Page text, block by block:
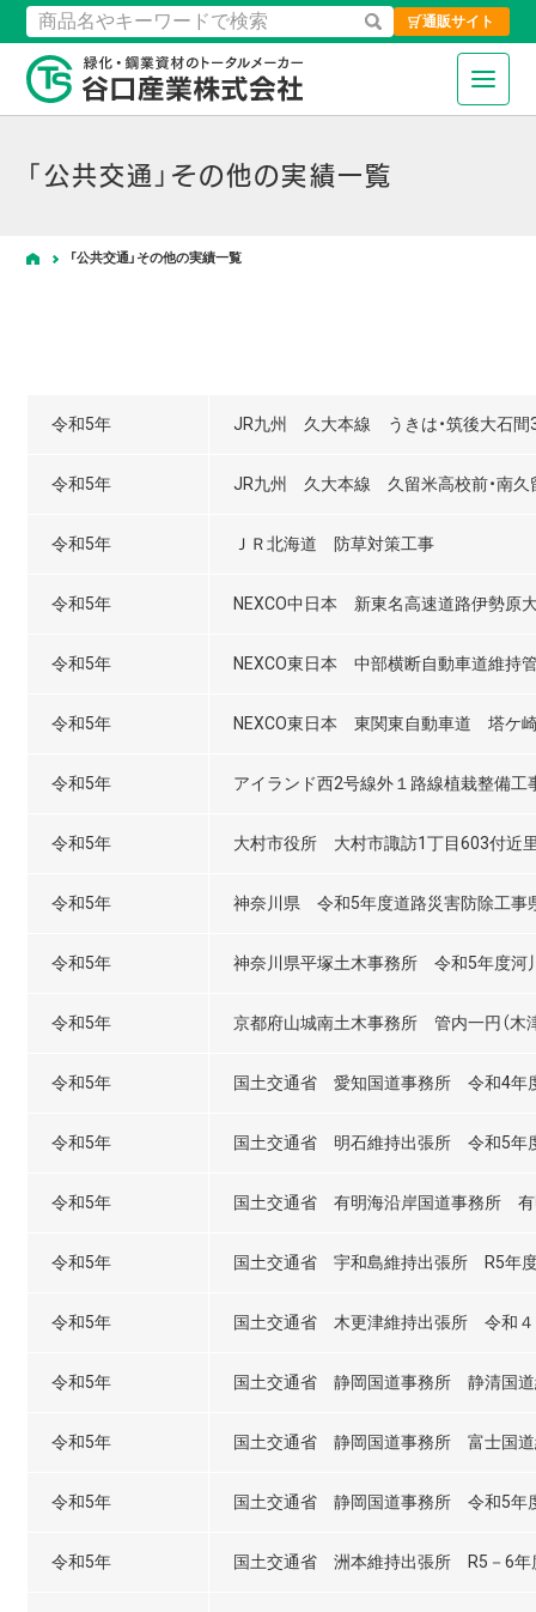
検索 通販サイト
緑化・鋼業資材のトータルメ
「公共交通」その他の実績一覧
ホーム「公共交通」その他の実績一覧
令和5年 JR九州 久大本線 うきは・筑後大石間
令和5年 JR九州 久大本線 久留米高校前・南久
令和5年 ＪＲ北海道 防草対策工事
令和5年 NEXCO中日本 新東名高速道路伊勢原
令和5年 NEXCO東日本 中部横断自動車道維持
令和5年 NEXCO東日本 東関東自動車道 塔ケ
令和5年 アイランド西2号線外１路線植栽整備工
令和5年 大村市役所 大村市諏訪1丁目603付近
令和5年 神奈川県 令和5年度道路災害防除工事県
令和5年 神奈川県平塚土木事務所 令和5年度河
令和5年 京都府山城南土木事務所 管内一円（木
令和5年 国土交通省 愛知国道事務所 令和4年
令和5年 国土交通省 明石維持出張所 令和5年
令和5年 国土交通省 有明海沿岸国道事務所 有
令和5年 国土交通省 宇和島維持出張所 R5年
令和5年 国土交通省 木更津維持出張所 令和４
令和5年 国土交通省 静岡国道事務所 静清国道
令和5年 国土交通省 静岡国道事務所 富士国道
令和5年 国土交通省 静岡国道事務所 令和5年
令和5年 国土交通省 洲本維持出張所 R5－6年